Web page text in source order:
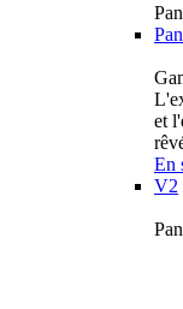
et
En
V2